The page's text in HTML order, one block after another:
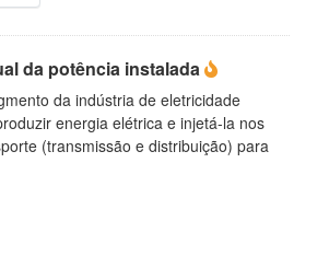
da potência instalada
da indústria de eletricidade
energia elétrica e injetá-la nos
(transmissão e distribuição) para